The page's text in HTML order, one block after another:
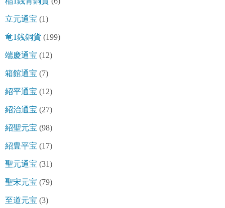
立元通宝 (1)
竜1銭銅貨 (199)
端慶通宝 (12)
箱館通宝 (7)
紹平通宝 (12)
紹治通宝 (27)
紹聖元宝 (98)
紹豊平宝 (17)
聖元通宝 (31)
聖宋元宝 (79)
至道元宝 (3)